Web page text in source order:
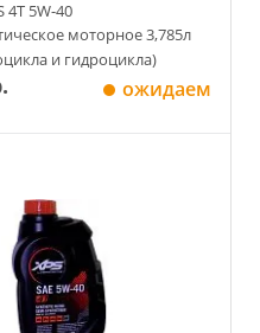
4Т 5W-40
моторное 3,785л
и гидроцикла)
ожидаем